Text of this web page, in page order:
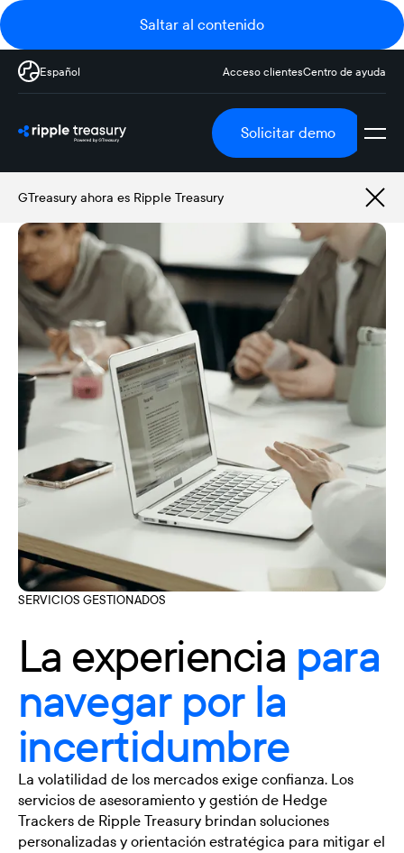
Saltar al contenido
Español Acceso clientesCentro de ayuda
Solicitar demo
GTreasury ahora es Ripple Treasury
SERVICIOS GESTIONADOS
La experiencia para
navegar por la
incertidumbre
La volatilidad de los mercados exige confianza. Los
servicios de asesoramiento y gestión de Hedge
Trackers de Ripple Treasury brindan soluciones
personalizadas y orientación estratégica para mitigar el